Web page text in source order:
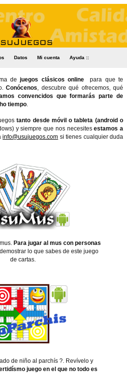
Datos Mi cuenta Ayuda ::
dejuegos clásicos onlinepara que te
Conócenos, descubre qué ofrecemos, qué
convencidos que formarás parte de
tiempo.
tanto desde móvil o tableta (android o
y siempre que nos necesitesestamos a
info@usujuegos.com si tienes cualquier duda
Para jugar al mus con personas
lo que sabes de este juego
de cartas.
de niño al parchís ?. Revívelo y
juego en el que no todo es